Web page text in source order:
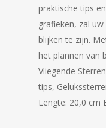
praktische tips
grafieken, zal
blijken te zijn.
het plannen van
Vliegende
tips,
Lengte: 20,0 cm